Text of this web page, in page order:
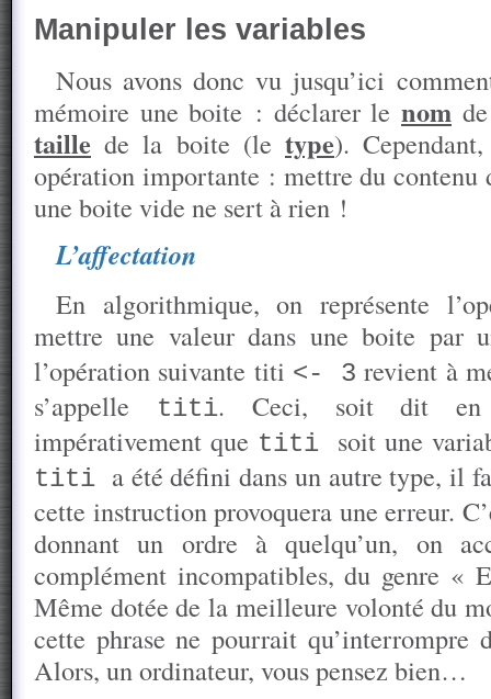
Manipuler les variables
Nous avons donc vu jusqu’ici
mémoire une boite : déclarer le nom
taille de la boite (le type).
opération importante : mettre du
une boite vide ne sert à rien !
L’affectation
En algorithmique, on représente
mettre une valeur dans une boite
l’opération suivante titi <- 3 revient à
s’appelle
titi. Ceci, soit dit en
impérativement que titi soit une
titi a été défini dans un autre type, il
cette instruction provoquera une erreur.
donnant un ordre à quelqu’un, on
complément incompatibles, du genre «
Même dotée de la meilleure volonté du
cette phrase ne pourrait qu’interrompre
Alors, un ordinateur, vous pensez bien…